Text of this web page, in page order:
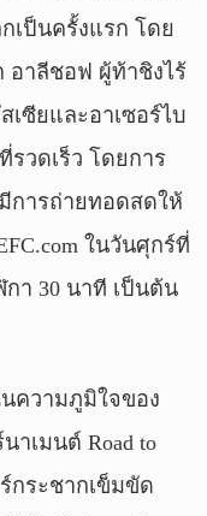
ป็นครั้งแรก โดย
อาลีชอฟ ผู้ท้าชิงไร้
ซียและอาเซอร์ไบ
รวดเร็ว โดยการ
การถ่ายทอดสดให้
ในวันศุกร์ที่
า 30 นาที เป็นต้น
ความภูมิใจของ
าเมนต์ Road to
กระชากเข็มขัด